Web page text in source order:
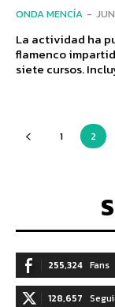
ONDA MENCÍA -
La actividad ha
flamenco
siete cursos.
1 2
255,324 Fans
128,657